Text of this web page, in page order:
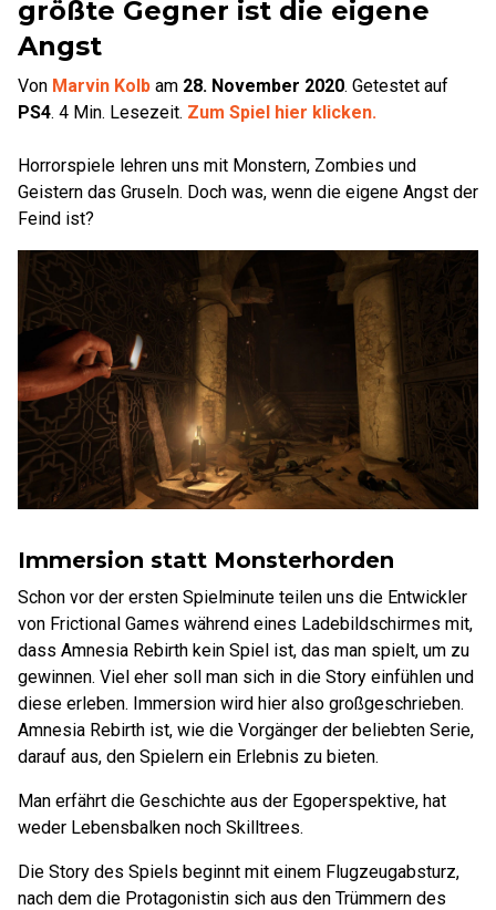
größte Gegner ist die eigene
Angst
Von Marvin Kolb am 28. November 2020. Getestet auf
PS4. 4 Min. Lesezeit. Zum Spiel hier klicken.
Horrorspiele lehren uns mit Monstern, Zombies und
Geistern das Gruseln. Doch was, wenn die eigene Angst der
Feind ist?
Immersion statt Monsterhorden
Schon vor der ersten Spielminute teilen uns die Entwickler
von Frictional Games während eines Ladebildschirmes mit,
dass Amnesia Rebirth kein Spiel ist, das man spielt, um zu
gewinnen. Viel eher soll man sich in die Story einfühlen und
diese erleben. Immersion wird hier also großgeschrieben.
Amnesia Rebirth ist, wie die Vorgänger der beliebten Serie,
darauf aus, den Spielern ein Erlebnis zu bieten.
Man erfährt die Geschichte aus der Egoperspektive, hat
weder Lebensbalken noch Skilltrees.
Die Story des Spiels beginnt mit einem Flugzeugabsturz,
nach dem die Protagonistin sich aus den Trümmern des